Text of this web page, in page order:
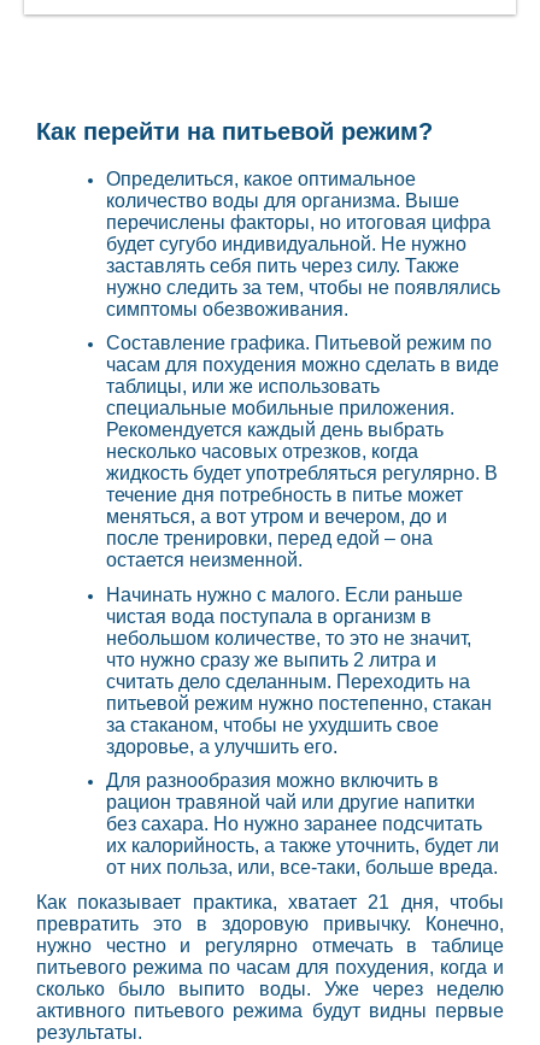
Как перейти на питьевой режим?
Определиться, какое оптимальное
количество воды для организма. Выше
перечислены факторы, но итоговая цифра
будет сугубо индивидуальной. Не нужно
заставлять себя пить через силу. Также
нужно следить за тем, чтобы не появлялись
симптомы обезвоживания.
Составление графика. Питьевой режим по
часам для похудения можно сделать в виде
таблицы, или же использовать
специальные мобильные приложения.
Рекомендуется каждый день выбрать
несколько часовых отрезков, когда
жидкость будет употребляться регулярно. В
течение дня потребность в питье может
меняться, а вот утром и вечером, до и
после тренировки, перед едой – она
остается неизменной.
Начинать нужно с малого. Если раньше
чистая вода поступала в организм в
небольшом количестве, то это не значит,
что нужно сразу же выпить 2 литра и
считать дело сделанным. Переходить на
питьевой режим нужно постепенно, стакан
за стаканом, чтобы не ухудшить свое
здоровье, а улучшить его.
Для разнообразия можно включить в
рацион травяной чай или другие напитки
без сахара. Но нужно заранее подсчитать
их калорийность, а также уточнить, будет ли
от них польза, или, все-таки, больше вреда.
Как показывает практика, хватает 21 дня, чтобы
превратить это в здоровую привычку. Конечно,
нужно честно и регулярно отмечать в таблице
питьевого режима по часам для похудения, когда и
сколько было выпито воды. Уже через неделю
активного питьевого режима будут видны первые
результаты.